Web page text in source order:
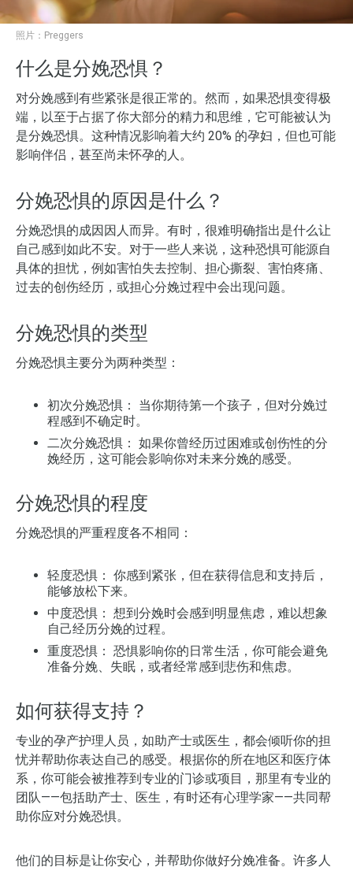
照片： Preggers
什么是分娩恐惧？
对分娩感到有些紧张是很正常的。然而，如果恐惧变得极
端，以至于占据了你大部分的精力和思维，它可能被认为
是分娩恐惧。这种情况影响着大约 20% 的孕妇，但也可能
影响伴侣，甚至尚未怀孕的人。
分娩恐惧的原因是什么？
分娩恐惧的成因因人而异。有时，很难明确指出是什么让
自己感到如此不安。对于一些人来说，这种恐惧可能源自
具体的担忧，例如害怕失去控制、担心撕裂、害怕疼痛、
过去的创伤经历，或担心分娩过程中会出现问题。
分娩恐惧的类型
分娩恐惧主要分为两种类型：
初次分娩恐惧：
当你期待第一个孩子，但对分娩过
程感到不确定时。
二次分娩恐惧： 如果你曾经历过困难或创伤性的分
娩经历，这可能会影响你对未来分娩的感受。
分娩恐惧的程度
分娩恐惧的严重程度各不相同：
轻度恐惧： 你感到紧张，但在获得信息和支持后，
能够放松下来。
中度恐惧： 想到分娩时会感到明显焦虑，难以想象
自己经历分娩的过程。
重度恐惧： 恐惧影响你的日常生活，你可能会避免
准备分娩、失眠，或者经常感到悲伤和焦虑。
如何获得支持？
专业的孕产护理人员，如助产士或医生，都会倾听你的担
忧并帮助你表达自己的感受。根据你的所在地区和医疗体
系，你可能会被推荐到专业的门诊或项目，那里有专业的
团队——包括助产士、医生，有时还有心理学家——共同帮
助你应对分娩恐惧。
他们的目标是让你安心，并帮助你做好分娩准备。许多人